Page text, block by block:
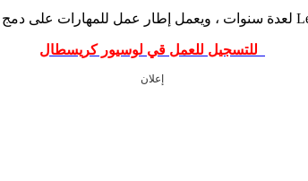
للتسجيل للعمل قي لوسيور كريسطال
إعلان